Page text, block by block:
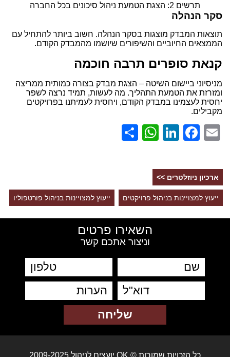
תרשים 2: הצגת הטמעת ניהול סיכונים בכל החברה
סקר הנהלה
תוצאות המבדק מוצגות בסקר הנהלה. חשוב ביותר להתחיל עם
הממצאים החיוביים והשיפורים שיושמו מהמבדק הקודם.
קנאת סופרים תרבה חוכמה
מניסיוני ביישום השיטה – הצגת מבדק בצורה כמותית ממריצה
ומזרזת את הטמעת התהליך. מה לעשות, תמיד נרצה לשפר
יחסית לעצמינו במבדק הקודם, ויחסית לעמיתנו בפרויקטים
מקבילים.
Email
Facebook
LinkedIn
WhatsApp
ארכיון ניוזלטרים >>
ייעוץ למצויינות בניהול פרויקטים ייעוץ למצויינות בניהול פורטפוליו
השאירו פרטים
וניצור אתכם קשר
כל הזכויות שמורות © OK יועצים לניהול 2009-2025